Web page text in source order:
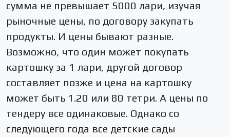
сумма не превышает 5000 лари, изучая
рыночные цены, по договору закупать
продукты. И цены бывают разные.
Возможно, что один может покупать
картошку за 1 лари, другой договор
составляет позже и цена на картошку
может быть 1.20 или 80 тетри. А цены по
тендеру все одинаковые. Однако со
следующего года все детские сады